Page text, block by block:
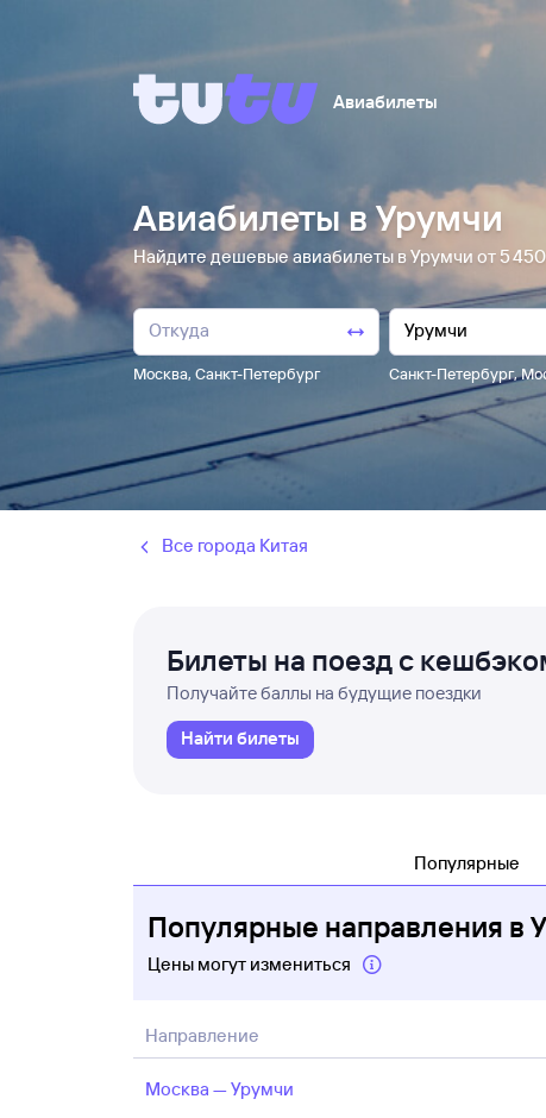
Авиабилеты
Авиабилеты в Урумчи
Найдите дешевые авиабилеты в Урумчи от 5
Москва, Санкт-Петербург Санкт-Петербург,
Все города Китая
Билеты на поезд с
Получайте баллы на будущие поездки
Найти билеты
Популярные
Популярные направления в
Цены могут измениться
Направление
Москва — Урумчи